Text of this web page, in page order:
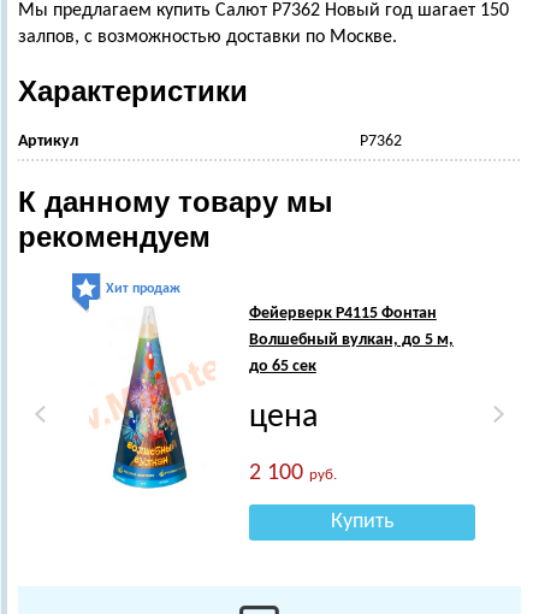
Мы предлагаем купить Салют Р7362 Новый год шагает 150
залпов, с возможностью доставки по Москве.
Характеристики
Артикул Р7362
К данному товару мы
рекомендуем
Хит продаж
Фейерверк Р4115 Фонтан
Волшебный вулкан, до 5 м,
до 65 сек
цена
2 100 руб.
Купить